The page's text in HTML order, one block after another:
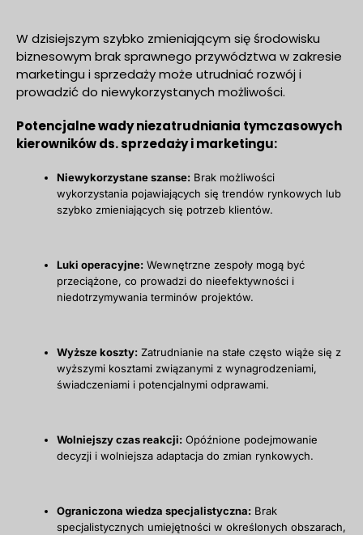
W dzisiejszym szybko zmieniającym się środowisku
biznesowym brak sprawnego przywództwa w zakresie
marketingu i sprzedaży może utrudniać rozwój i
prowadzić do niewykorzystanych możliwości.
Potencjalne wady niezatrudniania tymczasowych
kierowników ds. sprzedaży i marketingu:
Niewykorzystane szanse: Brak możliwości
wykorzystania pojawiających się trendów rynkowych lub
szybko zmieniających się potrzeb klientów.
Luki operacyjne: Wewnętrzne zespoły mogą być
przeciążone, co prowadzi do nieefektywności i
niedotrzymywania terminów projektów.
Wyższe koszty: Zatrudnianie na stałe często wiąże się z
wyższymi kosztami związanymi z wynagrodzeniami,
świadczeniami i potencjalnymi odprawami.
Wolniejszy czas reakcji: Opóźnione podejmowanie
decyzji i wolniejsza adaptacja do zmian rynkowych.
Ograniczona wiedza specjalistyczna: Brak
specjalistycznych umiejętności w określonych obszarach,